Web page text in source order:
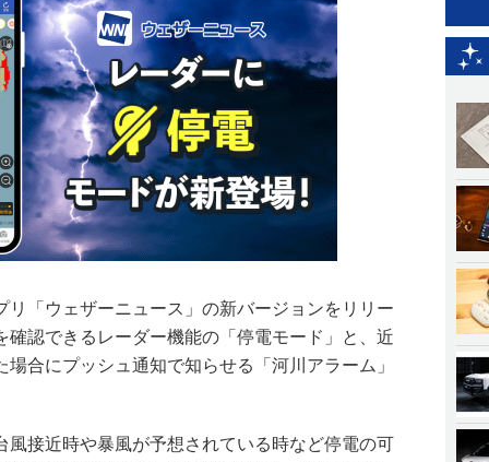
リ「ウェザーニュース」の新バージョンをリリー
確認できるレーダー機能の「停電モード」と、近
合にプッシュ通知で知らせる「河川アラーム」
風接近時や暴風が予想されている時など停電の可